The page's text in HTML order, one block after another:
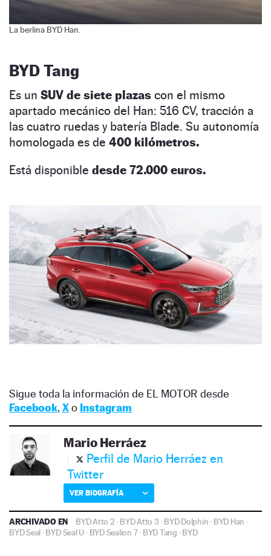
La berlina BYD Han.
BYD Tang
Es un SUV de siete plazas con el mismo
apartado mecánico del Han: 516 CV, tracción a
las cuatro ruedas y batería Blade. Su autonomía
homologada es de 400 kilómetros.
Está disponible desde 72.000 euros.
Sigue toda la información de EL MOTOR desde
Facebook, Xo Instagram
Mario Herráez
Perfil de Mario Herráez en
Twitter
VER BIOGRAFÍA
ARCHIVADO EN BYD Atto 2 · BYD Atto 3·BYD Dolphin · BYD Han ·
BYD Seal ·BYD Seal U · BYD Sealion 7· BYD Tang ·BYD